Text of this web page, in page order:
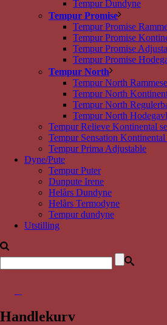
Tempur Dundyne
Tempur Promise
Tempur Promise
Tempur Promise
Tempur Promise
Tempur Promise
Tempur North
Tempur North
Tempur North
Tempur North
Tempur North Hodegavl
Tempur Relieve Kontinental
Tempur Sensation
Tempur Prima Adjustable
Dyne/Pute
Tempur Puter
Dunpute Irene
Helårs Dundyne
Helårs Termodyne
Tempur dundyne
Utstilling
Handlekurv